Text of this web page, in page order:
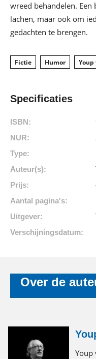
wreed behandelen.
lachen, maar ook om
gedachten te brengen.
Fictie Humor Youp
Specificaties
ISBN:
NUR:
Type:
Auteur(s):
Prijs:
Aantal pagina's:
Uitgever:
Verschijningsdatum:
Over de
Youp